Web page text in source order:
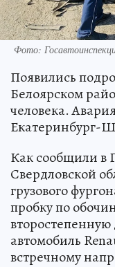
Фото:
Появились
Белоярском
человека.
Екатеринбург-
Как сообщили в
Свердловской
грузового
пробку по
второстепенную
автомобиль
встречному